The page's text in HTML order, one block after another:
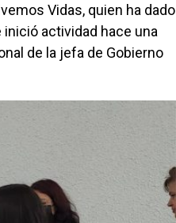
Vidas, quien ha dado
actividad hace una
de la jefa de Gobierno